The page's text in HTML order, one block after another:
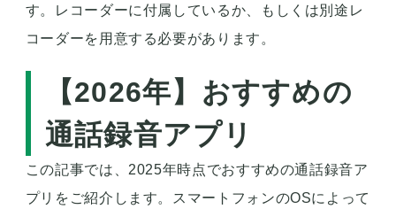
す。レコーダーに付属しているか、もしくは別途レ
コーダーを用意する必要があります。
【2026年】おすすめの
通話録音アプリ
この記事では、2025年時点でおすすめの通話録音ア
プリをご紹介します。スマートフォンのOSによって